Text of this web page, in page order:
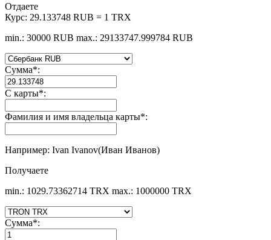
Отдаете
Курс: 29.133748 RUB = 1 TRX
min.: 30000 RUB max.: 29133747.999784 RUB
Сумма*:
С карты*:
Фамилия и имя владельца карты*:
Например: Ivan Ivanov(Иван Иванов)
Получаете
min.: 1029.73362714 TRX max.: 1000000 TRX
Сумма*: